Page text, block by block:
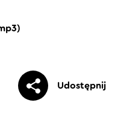
Udostępnij